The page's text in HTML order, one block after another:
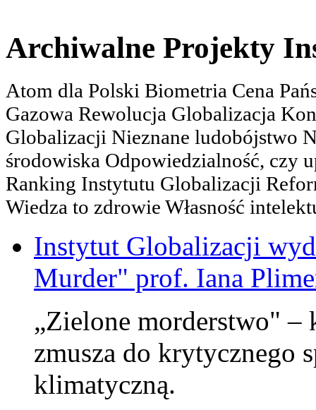
Archiwalne Projekty
Atom dla Polski Biometria Cena
Gazowa Rewolucja Globalizacja
Globalizacji Nieznane ludobójstwo
środowiska Odpowiedzialność, czy
Ranking Instytutu Globalizacji
Wiedza to zdrowie Własność
Instytut Globalizacji
Murder" prof. Iana
„Zielone morderstwo" –
zmusza do krytycznego
klimatyczną.